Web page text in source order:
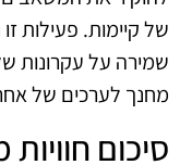
של קיימות. פעילות
שמירה על עקרונות
מחנך לערכים של
סיכום